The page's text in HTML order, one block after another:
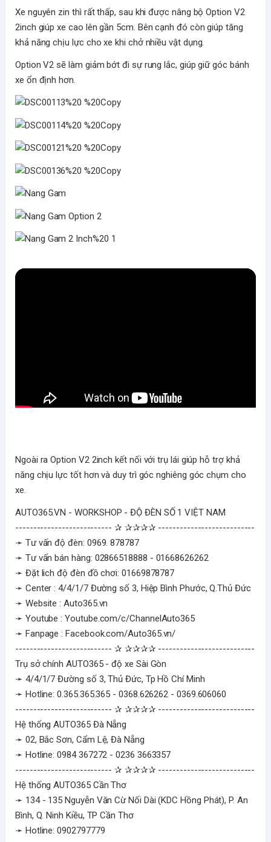
Xe nguyên zin thì rất thấp, sau khi được nâng bộ Option V2
2inch giúp xe cao lên gần 5cm. Bên cạnh đó còn giúp tăng
khả năng chịu lực cho xe khi chở nhiều vật dụng.
Option V2 sẽ làm giảm bớt đi sự rung lắc, giúp giữ góc bánh
xe ổn định hơn.
Ngoài ra Option V2 2inch kết nối với trụ lái giúp hỗ trợ khả
năng chịu lực tốt hơn và duy trì góc nghiêng góc chụm cho
xe.
AUTO365.VN - WORKSHOP - ĐỘ ĐÈN SỐ 1 VIỆT NAM
--------------------------- ✰ ✰✰✰✰ ---------------------------
➛ Tư vấn độ đèn: 0969. 878787
➛ Tư vấn bán hàng: 02866518888 - 01668626262
➛ Đặt lich độ đèn đồ chơi: 01669878787
➛ Center : 4/4/1/7 Đường số 3, Hiệp Bình Phước, Q.Thủ Đức
➛ Website : Auto365.vn
➛ Youtube : Youtube.com/c/ChannelAuto365
➛ Fanpage : Facebook.com/Auto365.vn/
--------------------------- ✰ ✰✰✰✰ ---------------------------
Trụ sở chính AUTO365 - độ xe Sài Gòn
➛ 4/4/1/7 Đường số 3, Thủ Đức, Tp Hồ Chí Minh
➛ Hotline: 0.365.365.365 - 0368.626262 - 0369.606060
--------------------------- ✰ ✰✰✰✰ ---------------------------
Hệ thống AUTO365 Đà Nẵng
➛ 02, Bắc Sơn, Cẩm Lệ, Đà Nẵng
➛ Hotline: 0984 367272 - 0236 3663357
--------------------------- ✰ ✰✰✰✰ ---------------------------
Hệ thống AUTO365 Cần Thơ
➛ 134 - 135 Nguyễn Văn Cừ Nối Dài (KDC Hồng Phát), P. An
Bình, Q. Ninh Kiều, TP Cần Thơ
➛ Hotline: 0902797779